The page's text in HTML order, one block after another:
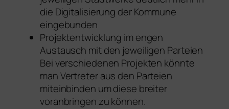
die Digitalisierung der Kommune
eingebunden
Projektentwicklung im engen
Austausch mit den jeweiligen Parteien
Bei verschiedenen Projekten könnte
man Vertreter aus den Parteien
miteinbinden um diese breiter
voranbringen zu können.